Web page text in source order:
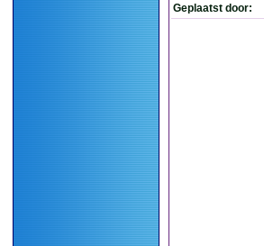
Geplaatst door: